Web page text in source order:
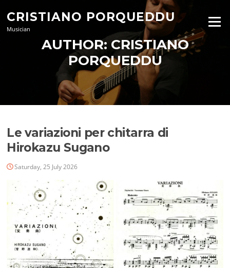
content
CRISTIANO PORQUEDDU
Musician
Menu
AUTHOR: CRISTIANO
PORQUEDDU
Le variazioni per chitarra di
Hirokazu Sugano
Saturday, 25 July 2026